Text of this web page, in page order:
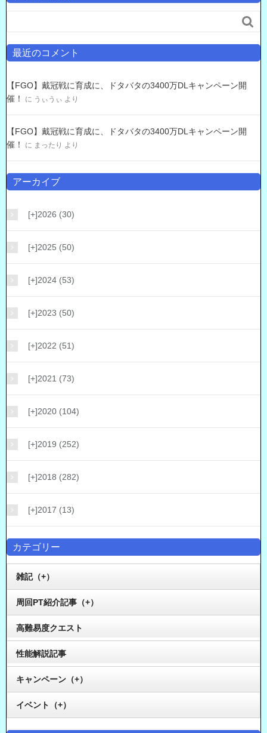

最近のコメント
【FGO】戴冠戦に育成に、ドタバタの3400万DLキャンペーン開
催！
に うぃうぃ より
【FGO】戴冠戦に育成に、ドタバタの3400万DLキャンペーン開
催！
に まったり より
アーカイブ
[+]2026 (30)
[+]2025 (50)
[+]2024 (53)
[+]2023 (50)
[+]2022 (51)
[+]2021 (73)
[+]2020 (104)
[+]2019 (252)
[+]2018 (282)
[+]2017 (13)
カテゴリー
雑記（+）
周回PT紹介記事（+）
高難易度クエスト
性能解説記事
キャンペーン（+）
イベント（+）